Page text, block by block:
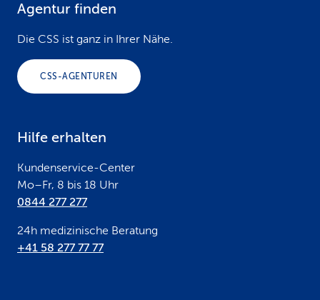
Agentur finden
Die CSS ist ganz in Ihrer Nähe.
CSS-AGENTUREN
Hilfe erhalten
Kundenservice-Center
Mo–Fr, 8 bis 18 Uhr
0844 277 277
24h medizinische Beratung
+41 58 277 77 77